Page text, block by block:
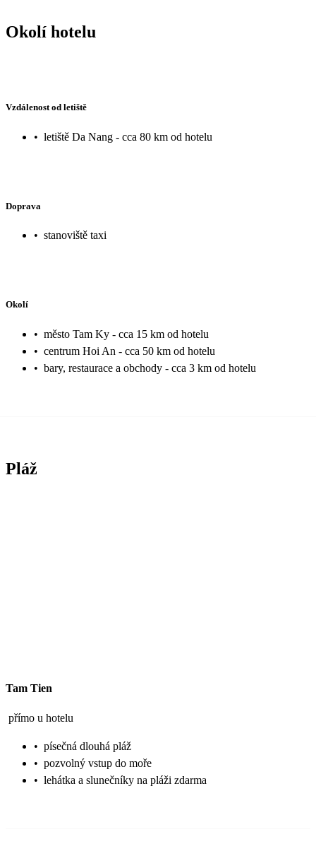
Okolí hotelu
Vzdálenost od letiště
• letiště Da Nang - cca 80 km od hotelu
Doprava
• stanoviště taxi
Okolí
• město Tam Ky - cca 15 km od hotelu
• centrum Hoi An - cca 50 km od hotelu
• bary, restaurace a obchody - cca 3 km od hotelu
Pláž
Tam Tien
přímo u hotelu
• písečná dlouhá pláž
• pozvolný vstup do moře
• lehátka a slunečníky na pláži zdarma